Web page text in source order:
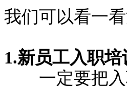
我们可以看一
1.新员工入职培
一定要把入